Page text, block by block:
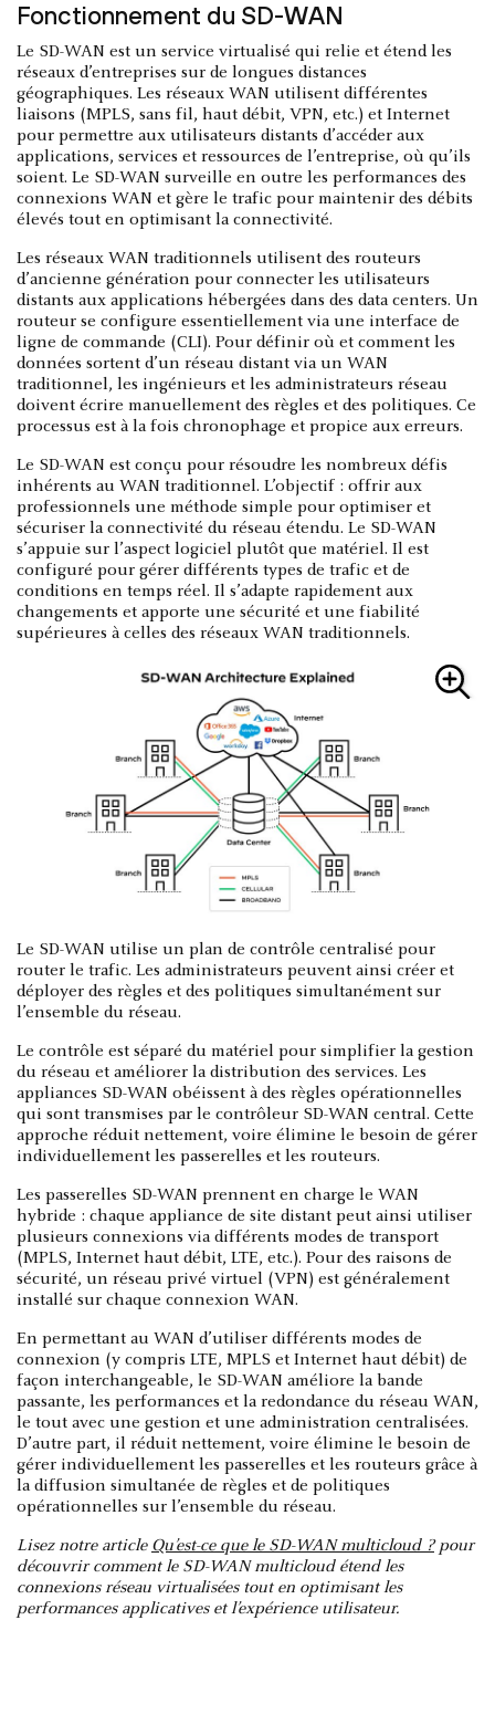
Fonctionnement du SD-WAN
Le SD-WAN est un service virtualisé qui relie et étend les
réseaux d’entreprises sur de longues distances
géographiques. Les réseaux WAN utilisent différentes
liaisons (MPLS, sans fil, haut débit, VPN, etc.) et Internet
pour permettre aux utilisateurs distants d’accéder aux
applications, services et ressources de l’entreprise, où qu’ils
soient. Le SD-WAN surveille en outre les performances des
connexions WAN et gère le trafic pour maintenir des débits
élevés tout en optimisant la connectivité.
Les réseaux WAN traditionnels utilisent des routeurs
d’ancienne génération pour connecter les utilisateurs
distants aux applications hébergées dans des data centers. Un
routeur se configure essentiellement via une interface de
ligne de commande (CLI). Pour définir où et comment les
données sortent d’un réseau distant via un WAN
traditionnel, les ingénieurs et les administrateurs réseau
doivent écrire manuellement des règles et des politiques. Ce
processus est à la fois chronophage et propice aux erreurs.
Le SD-WAN est conçu pour résoudre les nombreux défis
inhérents au WAN traditionnel. L’objectif : offrir aux
professionnels une méthode simple pour optimiser et
sécuriser la connectivité du réseau étendu. Le SD-WAN
s’appuie sur l’aspect logiciel plutôt que matériel. Il est
configuré pour gérer différents types de trafic et de
conditions en temps réel. Il s’adapte rapidement aux
changements et apporte une sécurité et une fiabilité
supérieures à celles des réseaux WAN traditionnels.
Le SD-WAN utilise un plan de contrôle centralisé pour
router le trafic. Les administrateurs peuvent ainsi créer et
déployer des règles et des politiques simultanément sur
l’ensemble du réseau.
Le contrôle est séparé du matériel pour simplifier la gestion
du réseau et améliorer la distribution des services. Les
appliances SD-WAN obéissent à des règles opérationnelles
qui sont transmises par le contrôleur SD-WAN central. Cette
approche réduit nettement, voire élimine le besoin de gérer
individuellement les passerelles et les routeurs.
Les passerelles SD-WAN prennent en charge le WAN
hybride : chaque appliance de site distant peut ainsi utiliser
plusieurs connexions via différents modes de transport
(MPLS, Internet haut débit, LTE, etc.). Pour des raisons de
sécurité, un réseau privé virtuel (VPN) est généralement
installé sur chaque connexion WAN.
En permettant au WAN d’utiliser différents modes de
connexion (y compris LTE, MPLS et Internet haut débit) de
façon interchangeable, le SD-WAN améliore la bande
passante, les performances et la redondance du réseau WAN,
le tout avec une gestion et une administration centralisées.
D’autre part, il réduit nettement, voire élimine le besoin de
gérer individuellement les passerelles et les routeurs grâce à
la diffusion simultanée de règles et de politiques
opérationnelles sur l’ensemble du réseau.
Lisez notre article Qu’est-ce que le SD-WAN multicloud ?pour
découvrir comment le SD-WAN multicloud étend les
connexions réseau virtualisées tout en optimisant les
performances applicatives et l’expérience utilisateur.